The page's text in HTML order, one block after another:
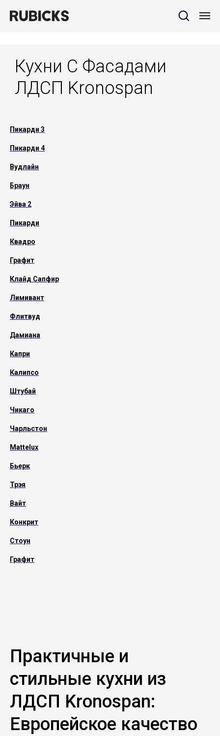
Кухни С Фасадами
ЛДСП Kronospan
Пикарди 3
Пикарди 4
Вудлайн
Браун
Эйва 2
Пикарди
Квадро
Графит
Клайд Сапфир
Лимивант
Флитвуд
Дамиана
Капри
Калипсо
Штубай
Чикаго
Чарльстон
Mattelux
Бьерк
Трэя
Вайт
Конкрит
Стоун
Графит
Практичные и
стильные кухни из
ЛДСП Kronospan:
Европейское качество